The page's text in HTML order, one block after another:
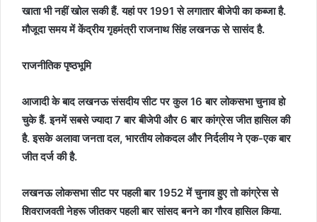
खाता भी नहीं खोल सकी हैं. यहां पर 1991 से लगातार बीजेपी का कब्जा है.
मौजूदा समय में केंद्रीय गृहमंत्री राजनाथ सिंह लखनऊ से सासंद है.
राजनीतिक पृष्ठभूमि
आजादी के बाद लखनऊ संसदीय सीट पर कुल 16 बार लोकसभा चुनाव हो
चुके हैं. इनमें सबसे ज्यादा 7 बार बीजेपी और 6 बार कांग्रेस जीत हासिल की
है. इसके अलावा जनता दल, भारतीय लोकदल और निर्दलीय ने एक-एक बार
जीत दर्ज की है.
लखनऊ लोकसभा सीट पर पहली बार 1952 में चुनाव हुए तो कांग्रेस से
शिवराजवती नेहरू जीतकर पहली बार सांसद बनने का गौरव हासिल किया.